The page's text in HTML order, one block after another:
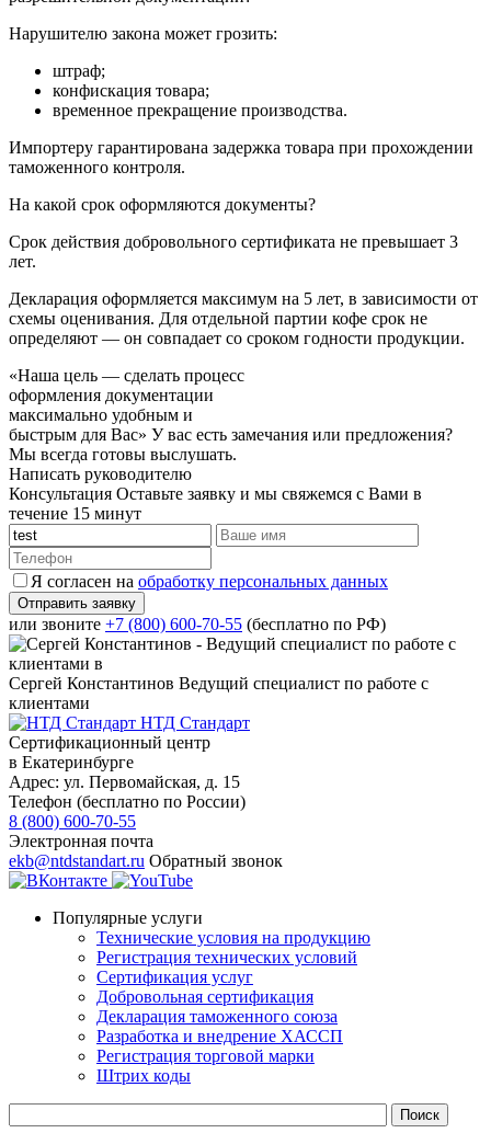
Нарушителю закона может грозить:
штраф;
конфискация товара;
временное прекращение производства.
Импортеру гарантирована задержка товара при прохождении
таможенного контроля.
На какой срок оформляются документы?
Срок действия добровольного сертификата не превышает 3
лет.
Декларация оформляется максимум на 5 лет, в зависимости от
схемы оценивания. Для отдельной партии кофе срок не
определяют — он совпадает со сроком годности продукции.
«Наша цель — сделать процесс
оформления документации
максимально удобным и
быстрым для Вас» У вас есть замечания или предложения?
Мы всегда готовы выслушать.
Написать руководителю
Консультация Оставьте заявку и мы свяжемся с Вами в
течение 15 минут
Я согласен на обработку персональных данных
или звоните +7 (800) 600-70-55 (бесплатно по РФ)
Сергей Константинов Ведущий специалист по работе с
клиентами
НТД Стандарт
Сертификационный центр
в Екатеринбурге
Адрес: ул. Первомайская, д. 15
Телефон (бесплатно по России)
8 (800) 600-70-55
Электронная почта
ekb@ntdstandart.ru Обратный звонок
Популярные услуги
Технические условия на продукцию
Регистрация технических условий
Сертификация услуг
Добровольная сертификация
Декларация таможенного союза
Разработка и внедрение ХАССП
Регистрация торговой марки
Штрих коды